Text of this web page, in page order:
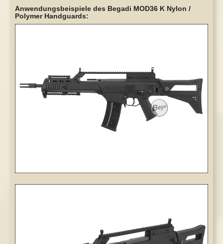
Anwendungsbeispiele des Begadi MOD36 K Nylon /
Polymer Handguards: